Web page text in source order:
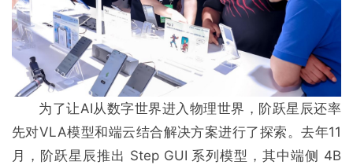
为了让AI从数字世界进入物理世界，阶跃星辰还率
先对VLA模型和端云结合解决方案进行了探索。去年11
月，阶跃星辰推出 Step GUI 系列模型，其中端侧 4B